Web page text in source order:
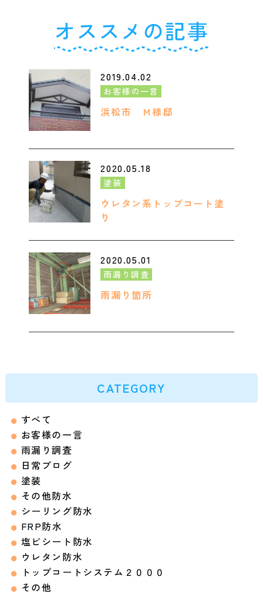
オススメの記事
2019.04.02
お客様の一言
浜松市 Ｍ様邸
2020.05.18
塗装
ウレタン系トップコート塗
り
2020.05.01
雨漏り調査
雨漏り箇所
CATEGORY
すべて
お客様の一言
雨漏り調査
日常ブログ
塗装
その他防水
シーリング防水
FRP防水
塩ビシート防水
ウレタン防水
トップコートシステム２０００
その他